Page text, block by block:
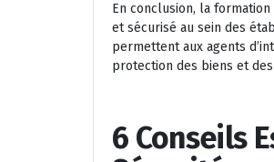
En conclusion, la
et sécurisé au sein des
permettent aux agents
protection des biens et
6 Conseils